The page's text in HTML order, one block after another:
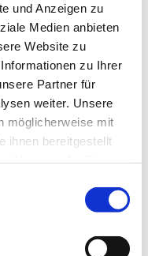
und Anzeigen zu
Medien anbieten
Website zu
zu Ihrer
Partner für
weiter. Unsere
möglicherweise mit
ihnen bereitgestellt
auch